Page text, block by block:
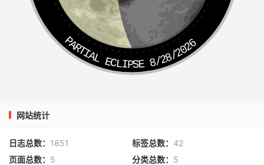
惮黯威棱
武帝尝曰：“甚矣，黯之戆也！”“古有社稷臣，黯近之矣。”
黯前奏事，帝不冠，不敢见。淮南王谋逆，惮黯威棱，遂
贲育不能过
唐魏征，太宗朝谏议大夫，状貌不扬，有胆气，犯颜敢谏，
虽上怒甚，而征神色自若，议者谓贲育不能过。
PARTIAL ECLIPSE 8/28/2026
网站统计
日志总数： 1851 标签总数： 42
页面总数： 5 分类总数： 5